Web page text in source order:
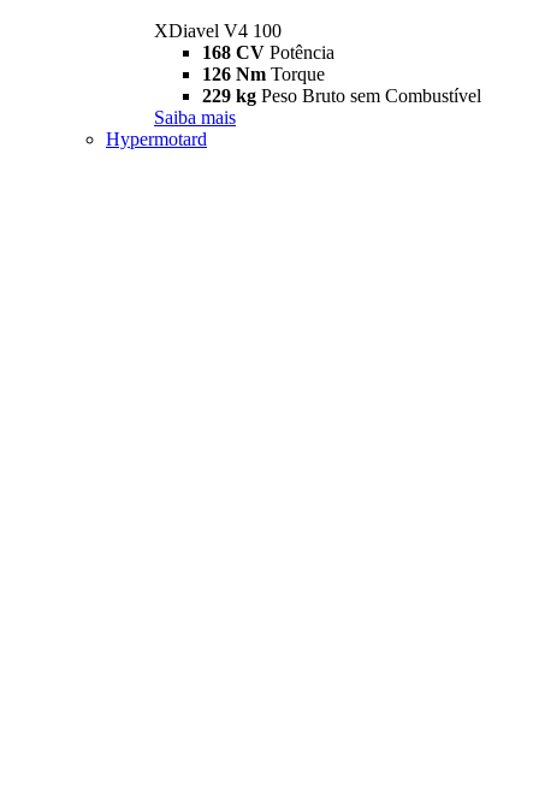
XDiavel V4 100
168 CV Potência
126 Nm Torque
229 kg Peso Bruto sem Combustível
Saiba mais
Hypermotard